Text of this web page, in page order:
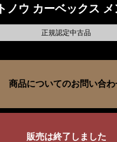
トノウ カーベックス
正規認定中古品
商品についてのお問い合わ
販売は終了しました